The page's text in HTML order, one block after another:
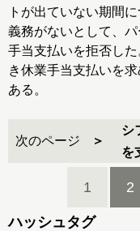
トが出ていない期間
義務がないとして、
手当支払いを拒否し
き休業手当支払いを
ある。
次のページ
シ
を
1 2
ハッシュタグ